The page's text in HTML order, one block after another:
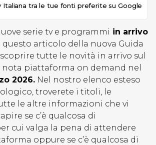
Italiana tra le tue fonti preferite su Google
serie tv e programmi in arrivo
questo articolo della nuova Guida
tutte le novità in arrivo sul
piattaforma on demand nel
2026. Nel nostro elenco esteso
troverete i titoli, le
le altre informazioni che vi
se c’è qualcosa di
cui valga la pena di attendere
oppure se c’è qualcosa di